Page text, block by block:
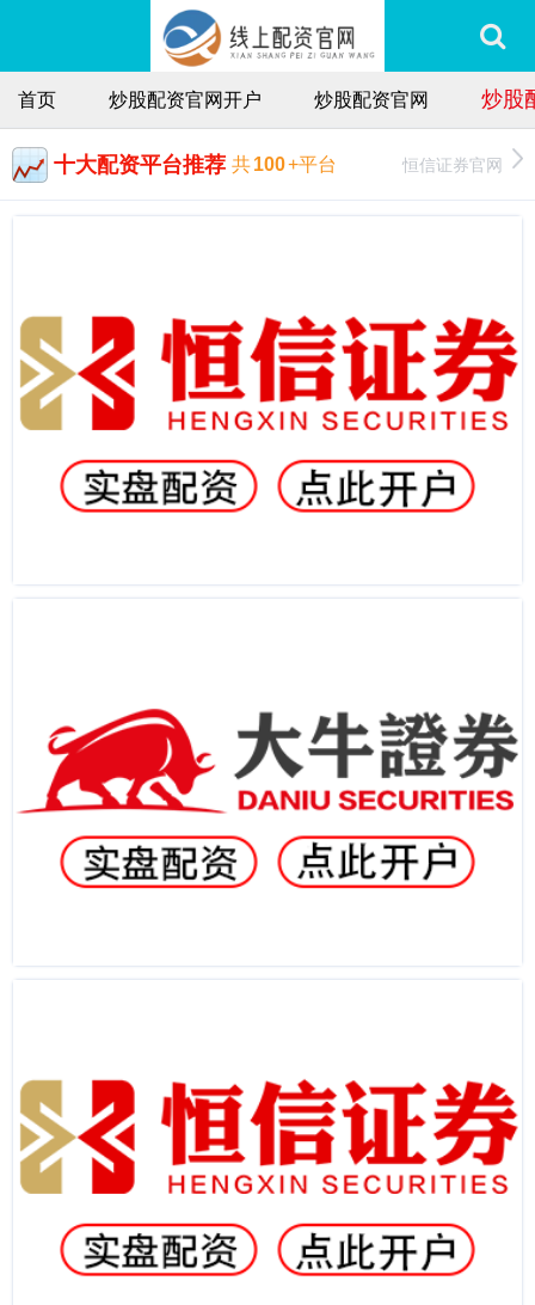
首页 炒股配资官网开户 炒股配资官网 炒股
十大配资平台推荐 共100+平台 恒信证券官网